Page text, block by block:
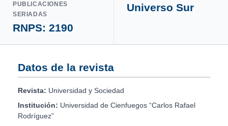
PUBLICACIONES
SERIADAS
RNPS: 2190
Universo Sur
Datos de la revista
Revista: Universidad y Sociedad
Institución: Universidad de Cienfuegos “Carlos Rafael
Rodríguez”